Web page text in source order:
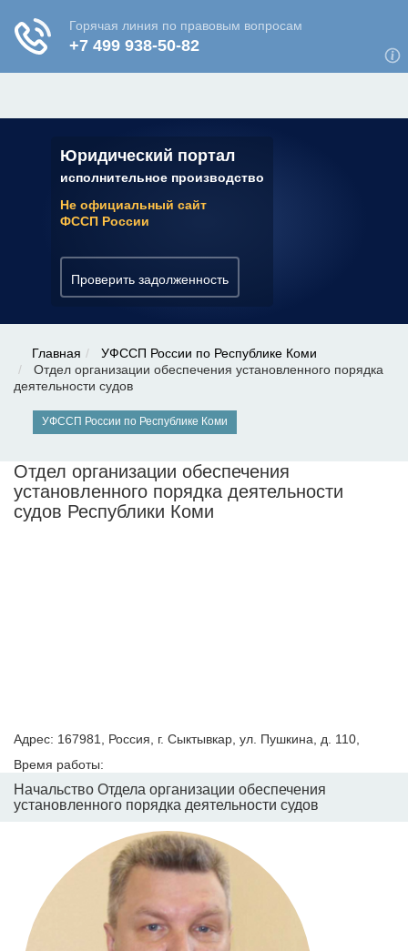
Юридический портал
исполнительное производство
Не официальный сайт
ФССП России
Проверить задолженность
✆ 7 (800) 350-22-64
Главная
УФССП России по Республике Коми
Отдел организации обеспечения установленного порядка
деятельности судов
УФССП России по Республике Коми
Отдел организации обеспечения
установленного порядка деятельности
судов Республики Коми
Адрес: 167981, Россия, г. Сыктывкар, ул. Пушкина, д. 110,
Время работы:
Начальство Отдела организации обеспечения
установленного порядка деятельности судов